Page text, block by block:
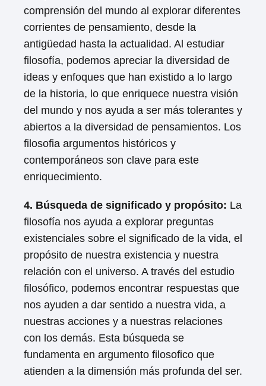
comprensión del mundo al explorar diferentes
corrientes de pensamiento, desde la
antigüedad hasta la actualidad. Al estudiar
filosofía, podemos apreciar la diversidad de
ideas y enfoques que han existido a lo largo
de la historia, lo que enriquece nuestra visión
del mundo y nos ayuda a ser más tolerantes y
abiertos a la diversidad de pensamientos. Los
filosofia argumentos históricos y
contemporáneos son clave para este
enriquecimiento.
4. Búsqueda de significado y propósito: La
filosofía nos ayuda a explorar preguntas
existenciales sobre el significado de la vida, el
propósito de nuestra existencia y nuestra
relación con el universo. A través del estudio
filosófico, podemos encontrar respuestas que
nos ayuden a dar sentido a nuestra vida, a
nuestras acciones y a nuestras relaciones
con los demás. Esta búsqueda se
fundamenta en argumento filosofico que
atienden a la dimensión más profunda del ser.